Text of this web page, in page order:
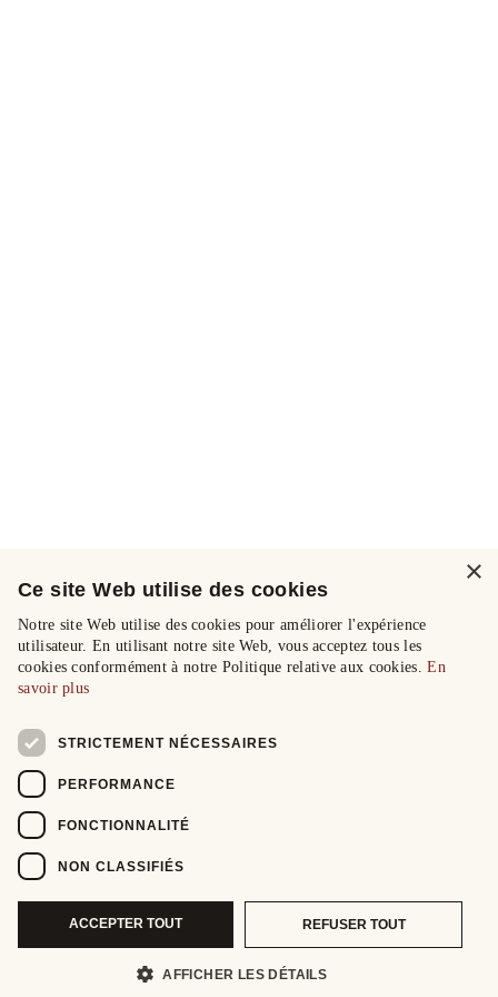
×
Ce site Web utilise des cookies
Notre site Web utilise des cookies pour améliorer l'expérience
utilisateur. En utilisant notre site Web, vous acceptez tous les
cookies conformément à notre Politique relative aux cookies.En
savoir plus
STRICTEMENT NÉCESSAIRES
PERFORMANCE
FONCTIONNALITÉ
NON CLASSIFIÉS
ACCEPTER TOUT REFUSER TOUT
AFFICHER LES DÉTAILS